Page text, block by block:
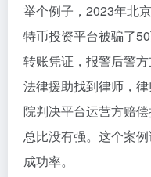
举个例子，2023年北
特币投资平台被骗了
转账凭证，报警后警
法律援助找到律师，
院判决平台运营方赔
总比没有强。这个案
成功率。